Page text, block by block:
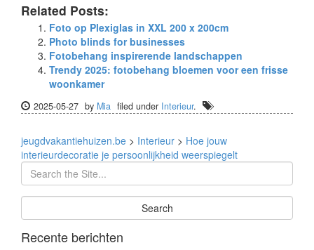
Related Posts:
Foto op Plexiglas in XXL 200 x 200cm
Photo blinds for businesses
Fotobehang inspirerende landschappen
Trendy 2025: fotobehang bloemen voor een frisse
woonkamer
2025-05-27 by Mia filed under Interieur.
jeugdvakantiehuizen.be > Interieur > Hoe jouw
interieurdecoratie je persoonlijkheid weerspiegelt
Recente berichten